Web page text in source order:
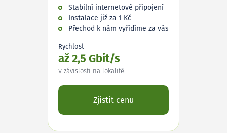
Stabilní internetové připojení
Instalace již za 1 Kč
Přechod k nám vyřídíme za vás
Rychlost
až 2,5 Gbit/s
V závislosti na lokalitě.
Zjistit cenu